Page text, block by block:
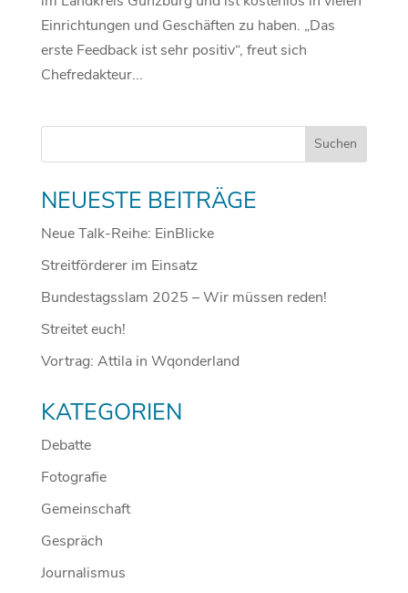
Einrichtungen und Geschäften zu haben. „Das
erste Feedback ist sehr positiv“, freut sich
Chefredakteur...
NEUESTE BEITRÄGE
Neue Talk-Reihe: EinBlicke
Streitförderer im Einsatz
Bundestagsslam 2025 – Wir müssen reden!
Streitet euch!
Vortrag: Attila in Wqonderland
KATEGORIEN
Debatte
Fotografie
Gemeinschaft
Gespräch
Journalismus